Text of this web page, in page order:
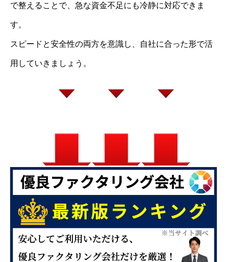
で整えることで、急な資金不足にも冷静に対応できま
す。
スピードと安全性の両方を意識し、自社に合った形で活
用していきましょう。